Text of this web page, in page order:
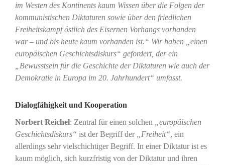
im Westen des Kontinents kaum Wissen über die Folgen der
kommunistischen Diktaturen sowie über den friedlichen
Freiheitskampf östlich des Eisernen Vorhangs vorhanden
war – und bis heute kaum vorhanden ist.“ Wir haben „einen
europäischen Geschichtsdiskurs“ gefordert, der ein
„Bewusstsein für die Geschichte der Diktaturen wie auch der
Demokratie in Europa im 20. Jahrhundert“ umfasst.
Dialogfähigkeit und Kooperation
Norbert Reichel: Zentral für einen solchen
„europäischen
Geschichtsdiskurs“ ist der Begriff der „Freiheit“, ein
allerdings sehr vielschichtiger Begriff. In einer Diktatur ist es
kaum möglich, sich kurzfristig von der Diktatur und ihren